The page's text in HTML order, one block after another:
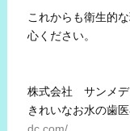
これからも衛生的
心ください。
株式会社 サンメ
きれいなお水の歯